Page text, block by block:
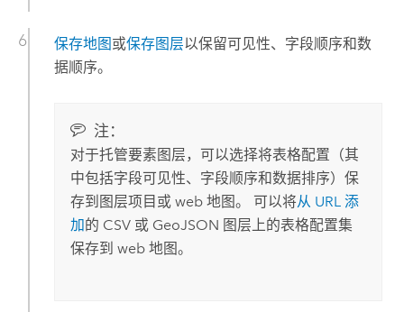
保存地图或保存图层以保留可见性、字段顺序和数
据顺序。
注：
对于托管要素图层，可以选择将表格配置（其
中包括字段可见性、字段顺序和数据排序）保
存到图层项目或 web 地图。 可以将从 URL 添
加的 CSV 或 GeoJSON 图层上的表格配置集
保存到 web 地图。